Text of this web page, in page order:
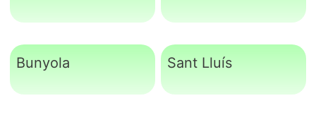
Bunyola Sant Lluís